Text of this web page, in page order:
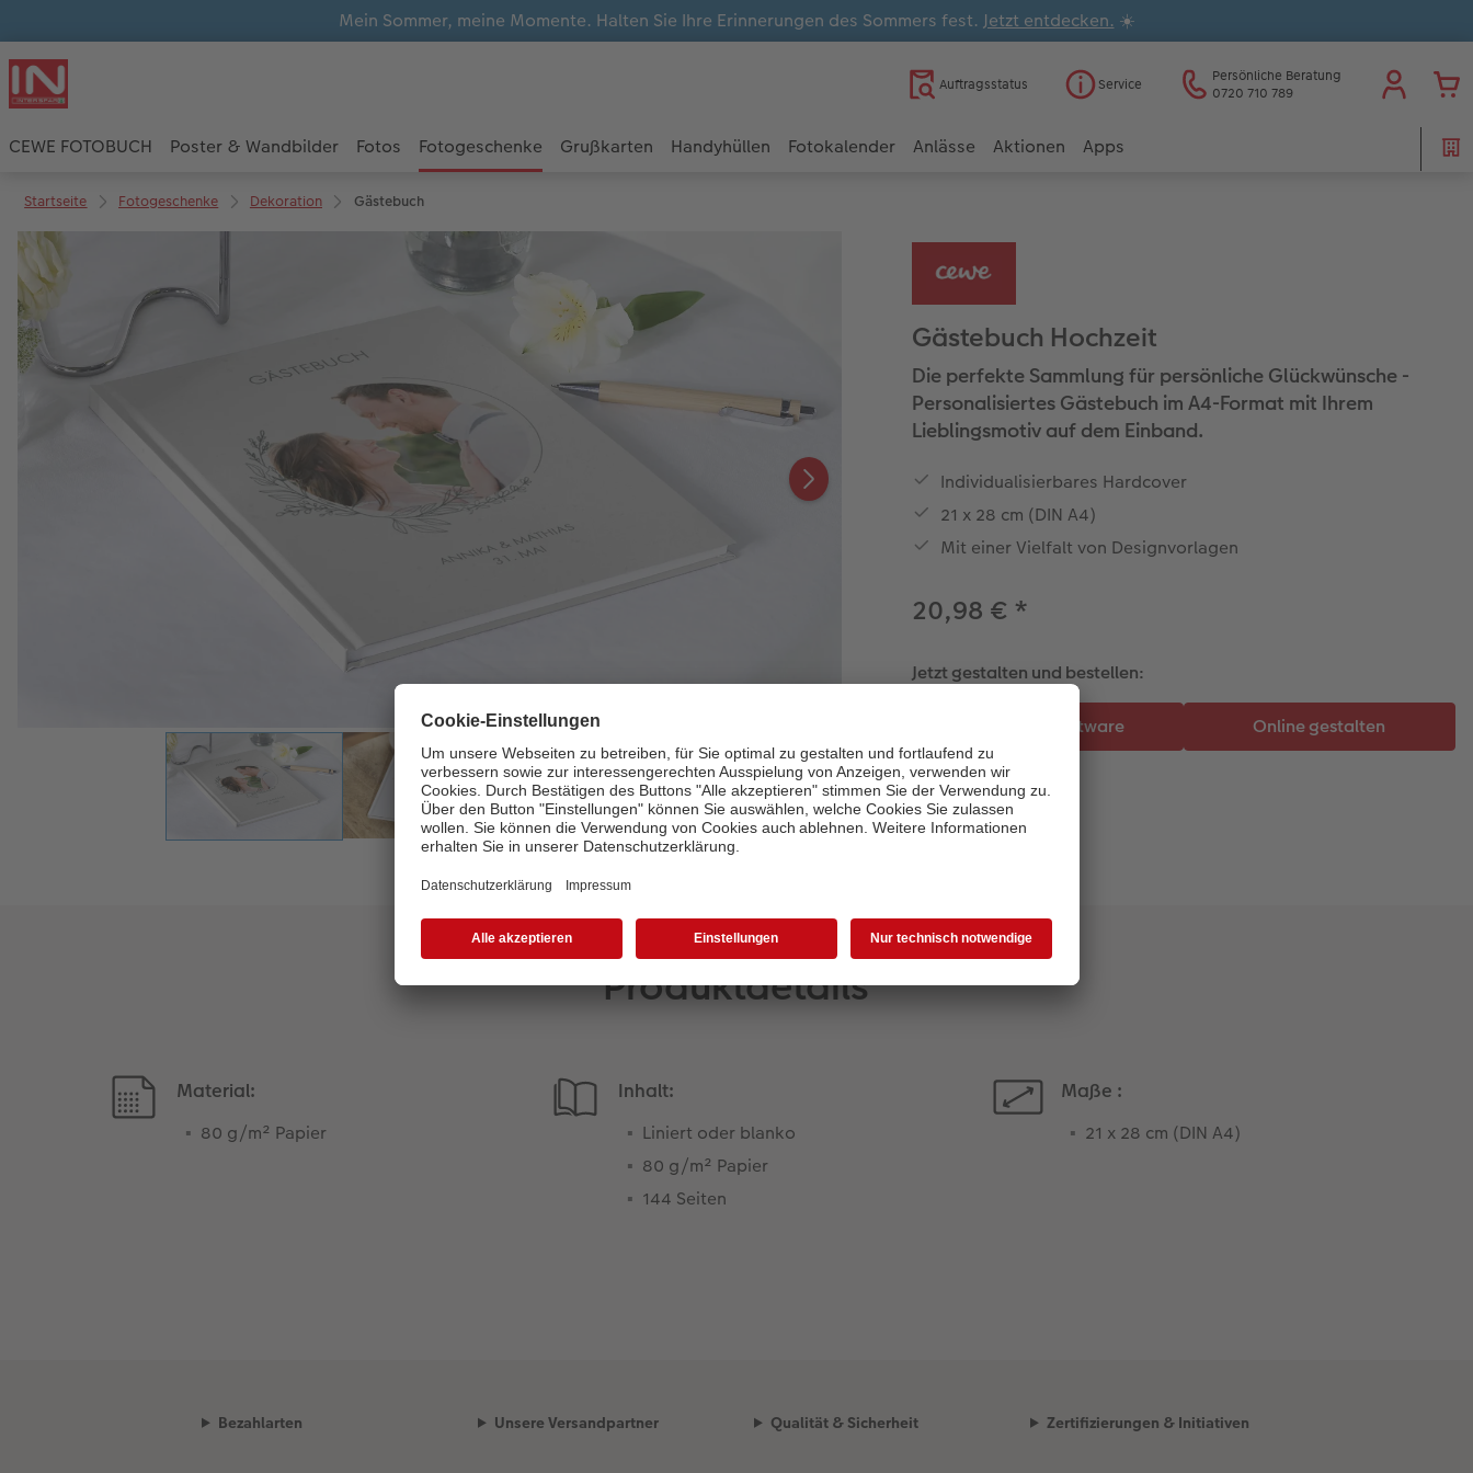
Mein Sommer, meine Momente. Halten Sie Ihre Erinnerungen des Sommers fest. Jetzt entdecken. ☀️
Auftragsstatus Service
Persönliche Beratung
0720 710 789
CEWE FOTOBUCH Poster & Wandbilder Fotos Fotogeschenke Grußkarten Handyhüllen Fotokalender Anlässe Aktionen Apps
Startseite Fotogeschenke Dekoration Gästebuch
Gästebuch Hochzeit
Die perfekte Sammlung für persönliche Glückwünsche -
Personalisiertes Gästebuch im A4-Format mit Ihrem
Lieblingsmotiv auf dem Einband.
Individualisierbares Hardcover
21 x 28 cm (DIN A4)
Mit einer Vielfalt von Designvorlagen
20,98 € *
Jetzt gestalten und bestellen:
Produktdetails
Material:
80 g/m² Papier
Inhalt:
Liniert oder blanko
80 g/m² Papier
144 Seiten
Maße :
21 x 28 cm (DIN A4)
Bezahlarten Unsere Versandpartner Qualität & Sicherheit Zertifizierungen & Initiativen